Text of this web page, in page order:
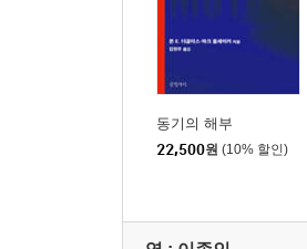
동기의 해부
22,500원 (10% 할인)